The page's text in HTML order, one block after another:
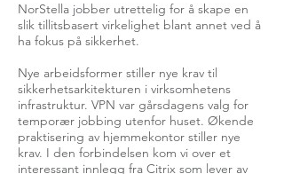
NorStella jobber utrettelig for å skape en
slik tillitsbasert virkelighet blant annet ved å
ha fokus på sikkerhet.
Nye arbeidsformer stiller nye krav til
sikkerhetsarkitekturen i virksomhetens
infrastruktur. VPN var gårsdagens valg for
temporær jobbing utenfor huset. Økende
praktisering av hjemmekontor stiller nye
krav. I den forbindelsen kom vi over et
interessant innlegg fra Citrix som lever av